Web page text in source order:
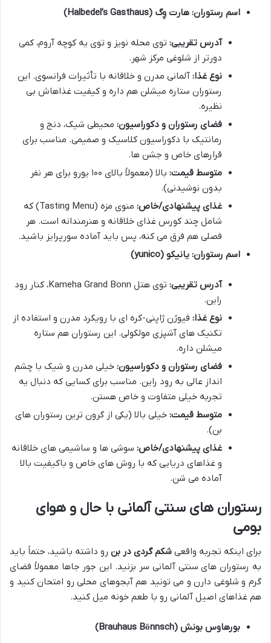
اسم رستوران: هارت وِگ (Halbedel’s Gasthaus)
آدرس تقریبی: توی محله نویز و توی یه کوچه آروم، کمی
دورتر از شلوغی مرکز شهر.
نوع غذا: آلمانی مدرن و خلاقانه با تأثیرات فرانسوی. این
رستوران ستاره میشلن هم داره و کیفیت غذاهاش بی
نظیره.
فضای رستوران و دکوراسیون: محیطی شیک، دنج و
رمانتیک با دکوراسیون کلاسیک و صمیمی. مناسب برای
قرارهای خاص و جشن ها.
متوسط قیمت:
بالا (معمولاً بالای ۱۰۰ یورو برای هر نفر
بدون نوشیدنی).
غذای پیشنهادی/خاص:
منوی مزه (Tasting Menu) که
شامل چند کورس غذای خلاقانه و هنرمندانه است. هر
فصلی هم فرق می کنه، پس باید آماده سورپرایز باشید.
اسم رستوران: یانیکو (yunico)
آدرس تقریبی:
توی هتل Kameha Grand Bonn، کنار رود
راین.
نوع غذا: فیوژن ژاپنی-کره ای با رویکرد مدرن و استفاده از
تکنیک های آشپزی مولکولی. این رستوران هم ستاره
میشلن داره.
فضای رستوران و دکوراسیون: خیلی مدرن و شیک با چشم
انداز عالی به رود راین. مناسب برای کسایی که دنبال یه
تجربه خیلی متفاوت و خاص هستن.
متوسط قیمت: خیلی بالا (یکی از گرون ترین رستوران های
بن).
غذای پیشنهادی/خاص: سوشی ها و ساشیمی های خلاقانه
و غذاهای دریایی که با روش های خاص و باکیفیت بالا
آماده می شن.
رستوران های سنتی آلمانی با حال و هوای
بومی
برای اینکه تجربه واقعی شکم گردی در بن رو داشته باشید، حتماً باید
به رستوران های سنتی آلمانی سر بزنید. این جور جاها معمولاً فضای
گرم و شلوغی دارن و می تونید هم آبجوهای محلی رو امتحان کنید و
هم غذاهای اصیل آلمانی رو با طعم خونه میل کنید.
بورهاوس بونش (Brauhaus Bönnsch)